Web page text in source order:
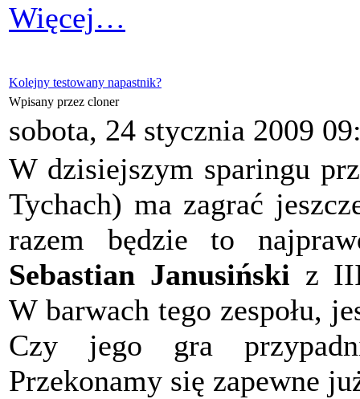
Więcej…
Kolejny testowany napastnik?
Wpisany przez cloner
sobota, 24 stycznia 2009
W dzisiejszym sparingu
Tychach) ma zagrać
razem będzie to
Sebastian Janusiński z
W barwach tego zespołu,
Czy jego gra
Przekonamy się zapewne